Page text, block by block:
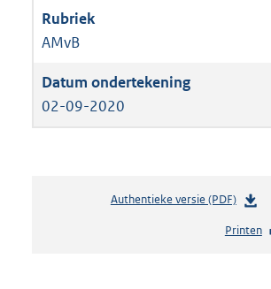
AMvB
02-09-2020
Authentieke versie (PDF)b
s
Printen